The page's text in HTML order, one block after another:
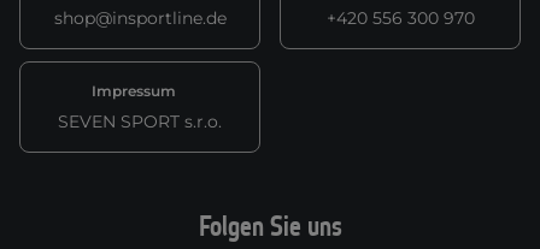
shop@insportline.de +420 556 300 970
Impressum
SEVEN SPORT s.r.o.
Folgen Sie uns